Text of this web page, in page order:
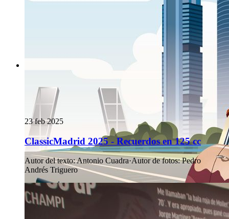
23 feb 2025
ClassicMadrid 2025 - Recuerdos en 125 cc
Autor del texto:Antonio Cuadra·Autor de fotos: Pedro
Andrés Triguero